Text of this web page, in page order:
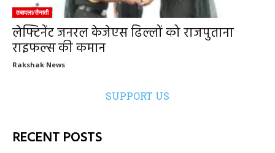
तबादला/तैनाती
लेफ्टिनेंट जनरल केजेएस ढिल्लों को राजपुताना
राइफल्स की कमान
Rakshak News
SUPPORT US
RECENT POSTS